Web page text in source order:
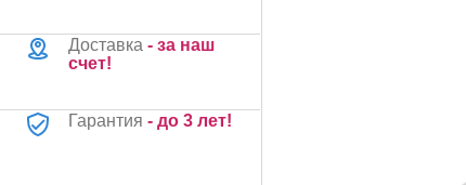
Доставка - за наш
счет!
Гарантия - до 3 лет!